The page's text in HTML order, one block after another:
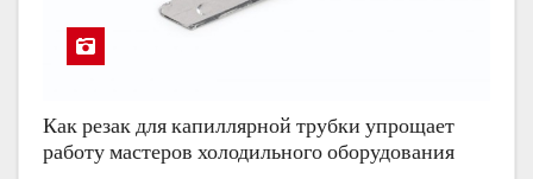
Как резак для капиллярной трубки упрощает
работу мастеров холодильного оборудования